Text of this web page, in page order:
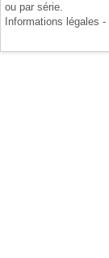
ou par série.
Informations légales